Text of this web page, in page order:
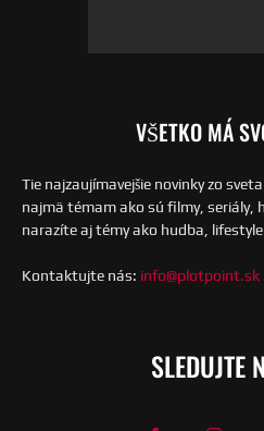
VŠETKO MÁ
Tie najzaujímavejšie novinky zo
najmä témam ako sú filmy, seriály,
narazíte aj témy ako hudba,
Kontaktujte nás: info@plotpoint.sk
SLEDUJTE